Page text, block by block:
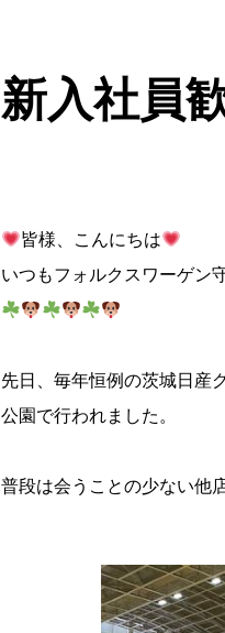
新入社員
皆様、こんにちは
いつもフォルクスワーゲン
先日、毎年恒例の茨城日産
公園で行われました。
普段は会うことの少ない他